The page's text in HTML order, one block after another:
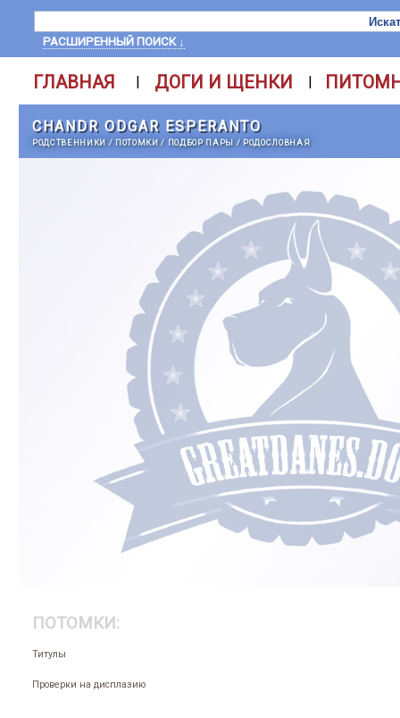
РАСШИРЕННЫЙ ПОИСК ↓
ГЛАВНАЯ | ДОГИ И ЩЕНКИ |
CHANDR ODGAR ESPERANTO
РОДСТВЕННИКИ / ПОТОМКИ/ ПОДБОР ПАРЫ / РОДОСЛОВНАЯ
ПОТОМКИ:
Титулы
Проверки на дисплазию